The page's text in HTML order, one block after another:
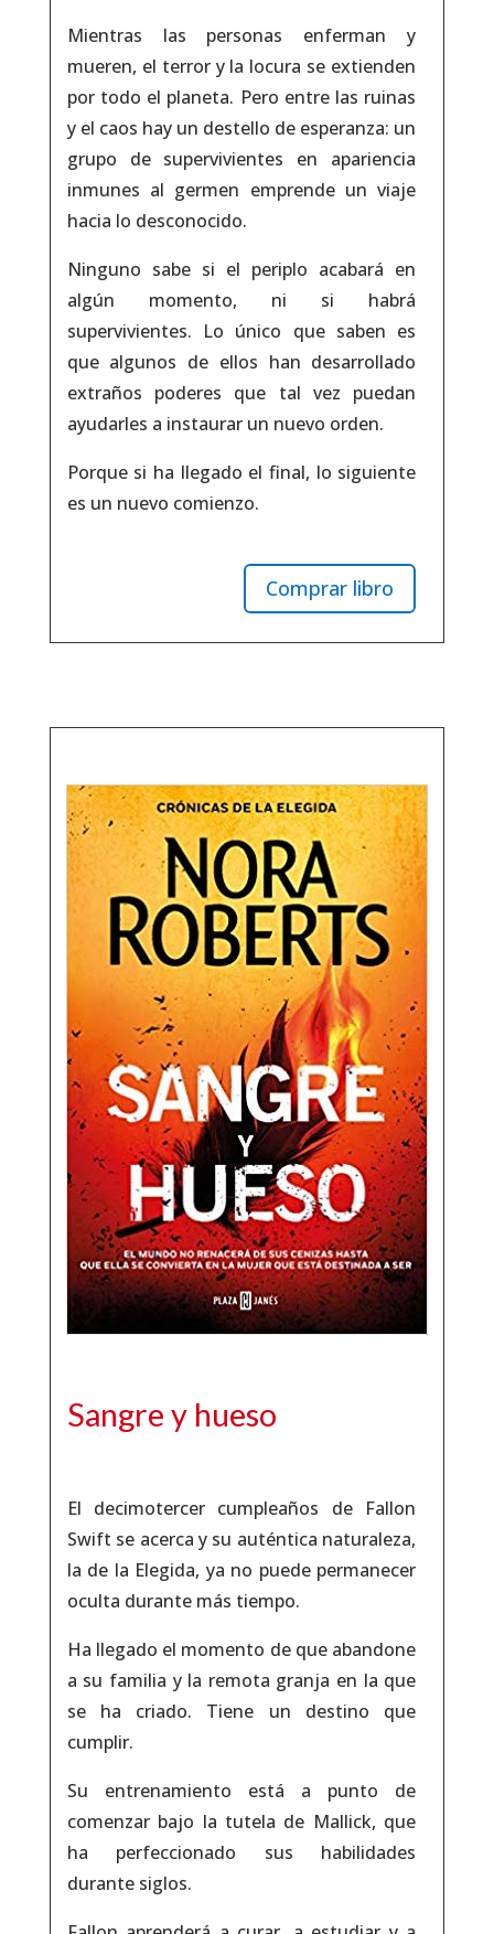
Mientras las personas enferman y
mueren, el terror y la locura se extienden
por todo el planeta. Pero entre las ruinas
y el caos hay un destello de esperanza: un
grupo de supervivientes en apariencia
inmunes al germen emprende un viaje
hacia lo desconocido.
Ninguno sabe si el periplo acabará en
algún momento, ni si habrá
supervivientes. Lo único que saben es
que algunos de ellos han desarrollado
extraños poderes que tal vez puedan
ayudarles a instaurar un nuevo orden.
Porque si ha llegado el final, lo siguiente
es un nuevo comienzo.
Comprar libro
Sangre y hueso
El decimotercer cumpleaños de Fallon
Swift se acerca y su auténtica naturaleza,
la de la Elegida, ya no puede permanecer
oculta durante más tiempo.
Ha llegado el momento de que abandone
a su familia y la remota granja en la que
se ha criado. Tiene un destino que
cumplir.
Su entrenamiento está a punto de
comenzar bajo la tutela de Mallick, que
ha perfeccionado sus habilidades
durante siglos.